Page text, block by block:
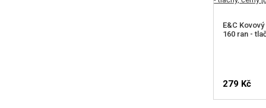
E&C
160 ran -
279 Kč